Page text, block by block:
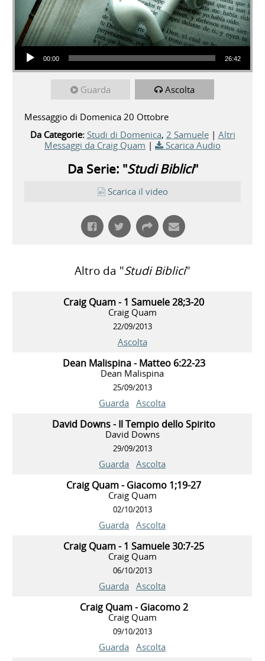
Audio Player
00:00 26:42
Guarda Ascolta
Messaggio di Domenica 20 Ottobre
Da Categorie: Studi di Domenica, 2 Samuele| Altri
Messaggi da Craig Quam | Scarica Audio
Da Serie: "Studi Biblici"
Scarica il video
Altro da "Studi Biblici"
Craig Quam - 1 Samuele 28;3-20
Craig Quam
22/09/2013
Ascolta
Dean Malispina - Matteo 6:22-23
Dean Malispina
25/09/2013
Guarda Ascolta
David Downs - Il Tempio dello Spirito
David Downs
29/09/2013
Guarda Ascolta
Craig Quam - Giacomo 1;19-27
Craig Quam
02/10/2013
Guarda Ascolta
Craig Quam - 1 Samuele 30:7-25
Craig Quam
06/10/2013
Guarda Ascolta
Craig Quam - Giacomo 2
Craig Quam
09/10/2013
Guarda Ascolta